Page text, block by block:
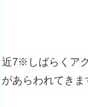
近7※しばらくア
があらわれてきま